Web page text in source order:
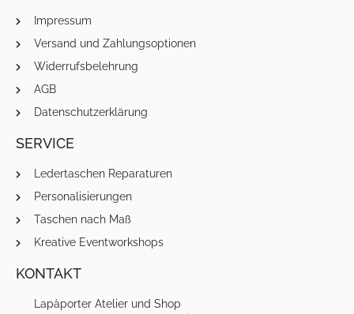
Impressum
Versand und Zahlungsoptionen
Widerrufsbelehrung
AGB
Datenschutzerklärung
SERVICE
Ledertaschen Reparaturen
Personalisierungen
Taschen nach Maß
Kreative Eventworkshops
KONTAKT
Lapàporter Atelier und Shop